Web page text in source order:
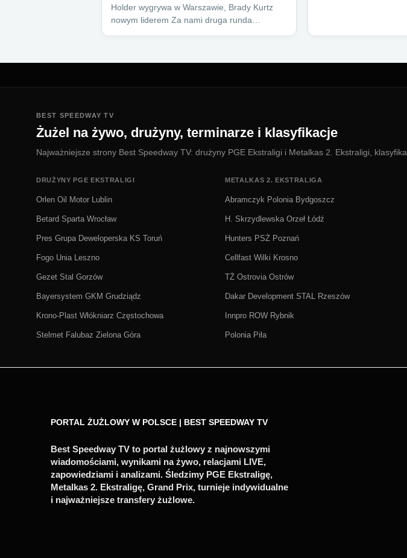
Holder wygrywa w Warszawie, Brady Kurtz
nowym liderem Za nami druga runda…
BEST SPEEDWAY TV
Żużel na żywo, drużyny, terminarze i klasyfikacje
Najważniejsze strony Best Speedway TV: drużyny PGE Ekstraligi i Metalkas 2. Ekstraligi,
DRUŻYNY PGE EKSTRALIGI
Orlen Oil Motor Lublin
Betard Sparta Wrocław
Pres Grupa Deweloperska KS Toruń
Fogo Unia Leszno
Gezet Stal Gorzów
Bayersystem GKM Grudziądz
Krono-Plast Włókniarz Częstochowa
Stelmet Falubaz Zielona Góra
METALKAS 2. EKSTRALIGA
Abramczyk Polonia Bydgoszcz
H. Skrzydlewska Orzeł Łódź
Hunters PSŻ Poznań
Cellfast Wilki Krosno
TŻ Ostrovia Ostrów
Dakar Development STAL Rzeszów
Innpro ROW Rybnik
Polonia Piła
PORTAL ŻUŻLOWY W POLSCE | BEST SPEEDWAY TV
Best Speedway TV to portal żużlowy z najnowszymi
wiadomościami, wynikami na żywo, relacjami LIVE,
zapowiedziami i analizami. Śledzimy PGE Ekstraligę,
Metalkas 2. Ekstraligę, Grand Prix, turnieje indywidualne
i najważniejsze transfery żużlowe.